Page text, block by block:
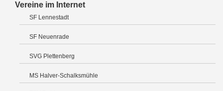
Vereine im Internet
SF Lennestadt
SF Neuenrade
SVG Plettenberg
MS Halver-Schalksmühle